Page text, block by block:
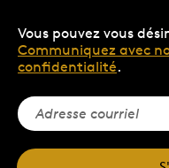
Vous pouvez vous
Communiquez avec
confidentialité.